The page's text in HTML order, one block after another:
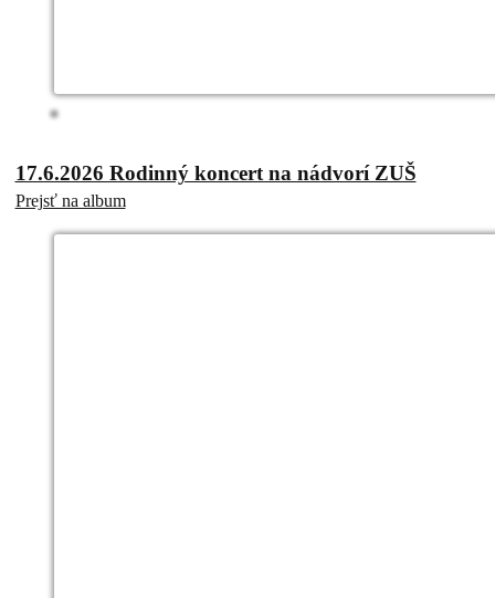
17.6.2026 Rodinný koncert na nádvorí ZUŠ
Prejsť na album